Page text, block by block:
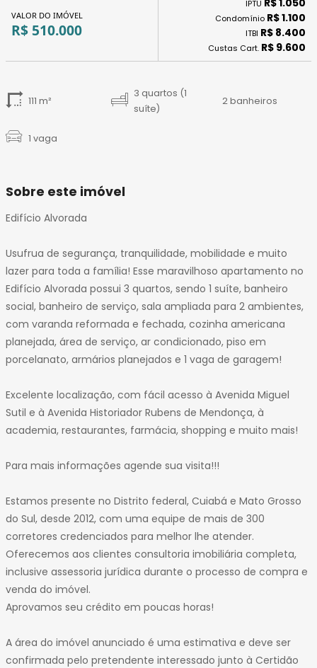
13
14
17
18
20
VALOR DO IMÓVEL
R$ 510.000
IPTU
Condomínio R$ 1.100
ITBI R$ 8.400
Custas Cart. R$ 9.600
111 m²
3 quartos (1
suíte)
2 banheiros
1 vaga
Sobre este imóvel
Edifício Alvorada
Usufrua de segurança, tranquilidade, mobilidade e muito
lazer para toda a família! Esse maravilhoso apartamento no
Edifício Alvorada possui 3 quartos, sendo 1 suíte, banheiro
social, banheiro de serviço, sala ampliada para 2 ambientes,
com varanda reformada e fechada, cozinha americana
planejada, área de serviço, ar condicionado, piso em
porcelanato, armários planejados e 1 vaga de garagem!
Excelente localização, com fácil acesso à Avenida Miguel
Sutil e à Avenida Historiador Rubens de Mendonça, à
academia, restaurantes, farmácia, shopping e muito mais!
Para mais informações agende sua visita!!!
Estamos presente no Distrito federal, Cuiabá e Mato Grosso
do Sul, desde 2012, com uma equipe de mais de 300
corretores credenciados para melhor lhe atender.
Oferecemos aos clientes consultoria imobiliária completa,
inclusive assessoria jurídica durante o processo de compra e
venda do imóvel.
Aprovamos seu crédito em poucas horas!
A área do imóvel anunciado é uma estimativa e deve ser
confirmada pelo pretendente interessado junto à Certidão